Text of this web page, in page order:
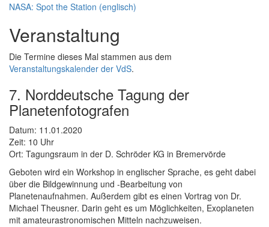
NASA: Spot the Station (englisch)
Veranstaltung
Die Termine dieses Mal stammen aus dem
Veranstaltungskalender der VdS.
7. Norddeutsche Tagung der
Planetenfotografen
Datum: 11.01.2020
Zeit: 10 Uhr
Ort: Tagungsraum in der D. Schröder KG in Bremervörde
Geboten wird ein Workshop in englischer Sprache, es geht dabei
über die Bildgewinnung und -Bearbeitung von
Planetenaufnahmen. Außerdem gibt es einen Vortrag von Dr.
Michael Theusner. Darin geht es um Möglichkeiten, Exoplaneten
mit amateurastronomischen Mitteln nachzuweisen.